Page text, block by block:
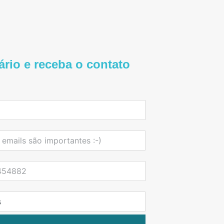
e receba o contato